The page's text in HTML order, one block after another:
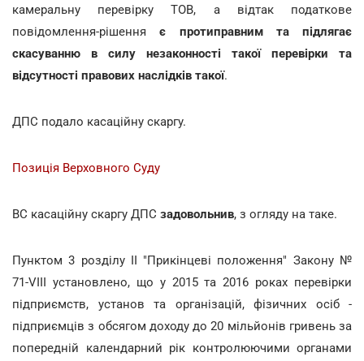
камеральну перевірку ТОВ, а відтак податкове
повідомлення-рішенняє протиправним та підлягає
скасуванню в силу незаконності такої перевірки та
відсутності правових наслідків такої.
ДПС подало касаційну скаргу.
Позиція Верховного Суду
ВС касаційну скаргу ДПС задовольнив, з огляду на таке.
Пунктом 3 розділу II "Прикінцеві положення" Закону №
71-VIII установлено, що у 2015 та 2016 роках перевірки
підприємств, установ та організацій, фізичних осіб -
підприємців з обсягом доходу до 20 мільйонів гривень за
попередній календарний рік контролюючими органами